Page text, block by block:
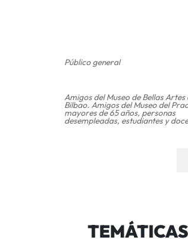
Público general
Amigos del Museo de Bellas Artes
Bilbao. Amigos del Museo del
mayores de 65 años, personas
desempleadas, estudiantes y
TEMÁTICAS